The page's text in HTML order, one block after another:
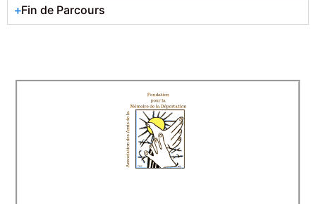
Fin de Parcours